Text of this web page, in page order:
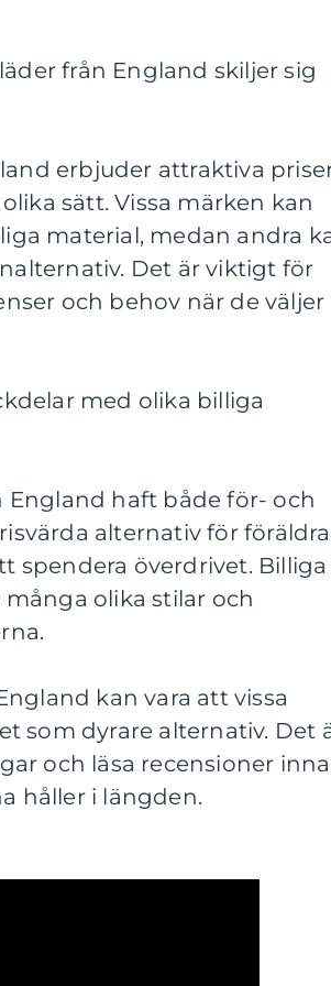
från England skiljer sig
erbjuder attraktiva
sätt. Vissa märken kan
material, medan andra
Det är viktigt för
och behov när de väljer
med olika billiga
haft både för- och
alternativ för
spendera överdrivet. Billiga
olika stilar och
kan vara att vissa
som dyrare alternativ. Det
och läsa recensioner
håller i längden.